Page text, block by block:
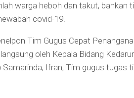
warga heboh dan takut, bahkan
covid-19.
Tim Gugus Cepat
oleh Kepala Bidang
Ifran, Tim gugus tugas